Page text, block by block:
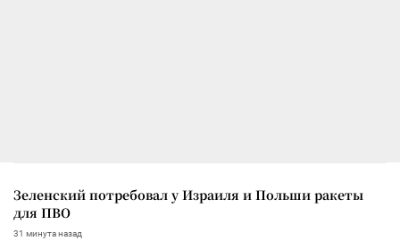
Зеленский потребовал у Израиля и Польши ракеты
для ПВО
31 минута назад